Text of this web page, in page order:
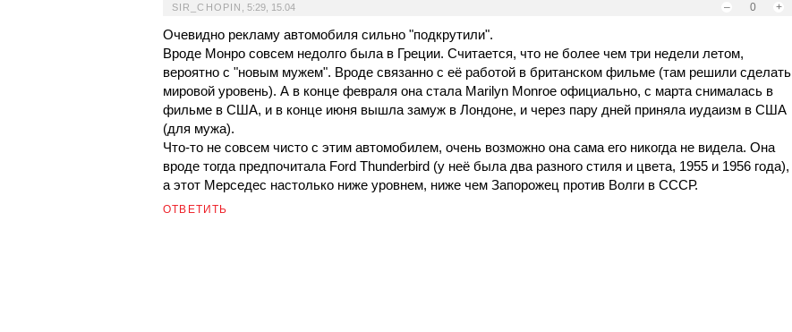
– 0 +
SIR_CHOPIN 5:29, 15.04
Очевидно рекламу автомобиля сильно "подкрутили".
Вроде Монро совсем недолго была в Греции. Считается, что не более чем три недели летом,
вероятно с "новым мужем". Вроде связанно с её работой в британском фильме (там решили сделать
мировой уровень). А в конце февраля она стала Marilyn Monroe официально, с марта снималась в
фильме в США, и в конце июня вышла замуж в Лондоне, и через пару дней приняла иудаизм в США
(для мужа).
Что-то не совсем чисто с этим автомобилем, очень возможно она сама его никогда не видела. Она
вроде тогда предпочитала Ford Thunderbird (у неё была два разного стиля и цвета, 1955 и 1956 года),
а этот Мерседес настолько ниже уровнем, ниже чем Запорожец против Волги в СССР.
ОТВЕТИТЬ